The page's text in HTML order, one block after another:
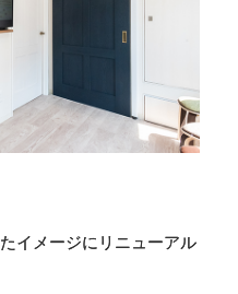
イメージにリニューアル